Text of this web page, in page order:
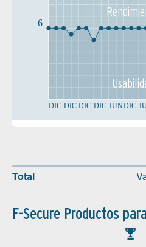
DIC DIC DIC DIC JUNDIC
6
Total
F-Secure Productos